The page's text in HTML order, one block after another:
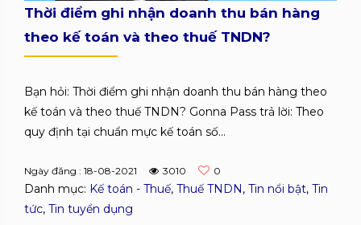
Thời điểm ghi nhận doanh thu bán hàng
theo kế toán và theo thuế TNDN?
Bạn hỏi: Thời điểm ghi nhận doanh thu bán hàng theo
kế toán và theo thuế TNDN? Gonna Pass trả lời: Theo
quy định tại chuẩn mực kế toán số...
Ngày đăng : 18-08-2021 3010 0
Danh mục: Kế toán - Thuế, Thuế TNDN, Tin nổi bật, Tin
tức, Tin tuyển dụng